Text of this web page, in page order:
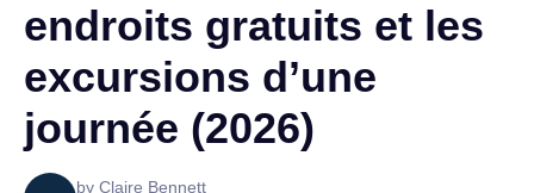
endroits gratuits et les
excursions d’une
journée (2026)
by Claire Bennett